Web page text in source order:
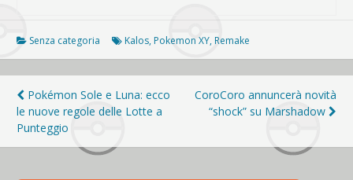
Senza categoria Kalos, Pokemon XY, Remake
Navigazione
articoli
Pokémon Sole e Luna: ecco
le nuove regole delle Lotte a
Punteggio
CoroCoro annuncerà novità
“shock” su Marshadow